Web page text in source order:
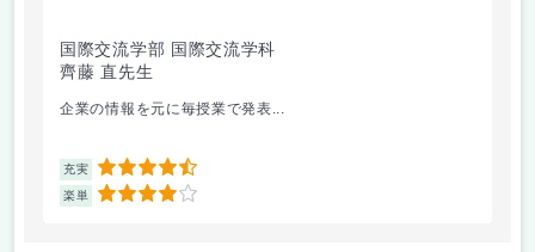
国際交流学部 国際交流学科
齊藤 直先生
企業の情報を元に毎授業で発表...
充実 4.5
楽単 4